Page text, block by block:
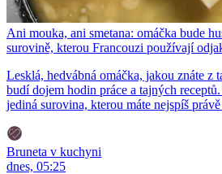
Ani mouka, ani smetana: omáčka bude
surovině, kterou Francouzi používají
Lesklá, hedvábná omáčka, jakou znáte z
budí dojem hodin práce a tajných
jediná surovina, kterou máte nejspíš
Bruneta v kuchyni
dnes, 05:25